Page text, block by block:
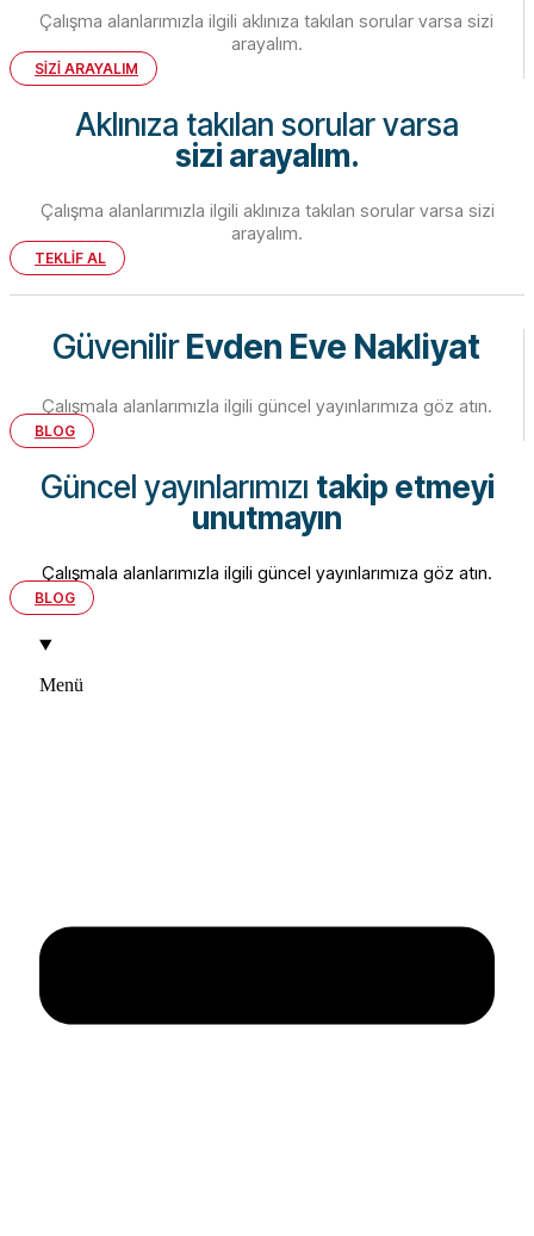
Çalışma alanlarımızla ilgili aklınıza takılan sorular varsa sizi
arayalım.
SİZİ ARAYALIM
Aklınıza takılan sorular varsa
sizi arayalım.
Çalışma alanlarımızla ilgili aklınıza takılan sorular varsa sizi
arayalım.
TEKLİF AL
GüvenilirEvden Eve Nakliyat
Çalışmala alanlarımızla ilgili güncel yayınlarımıza göz atın.
BLOG
Güncel yayınlarımızı takip etmeyi
unutmayın
Çalışmala alanlarımızla ilgili güncel yayınlarımıza göz atın.
BLOG
Menü